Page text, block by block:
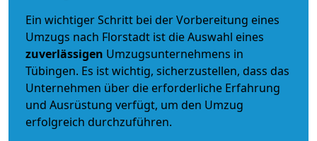
Ein wichtiger Schritt bei der Vorbereitung eines
Umzugs nach Florstadt ist die Auswahl eines
zuverlässigen Umzugsunternehmens in
Tübingen. Es ist wichtig, sicherzustellen, dass das
Unternehmen über die erforderliche Erfahrung
und Ausrüstung verfügt, um den Umzug
erfolgreich durchzuführen.